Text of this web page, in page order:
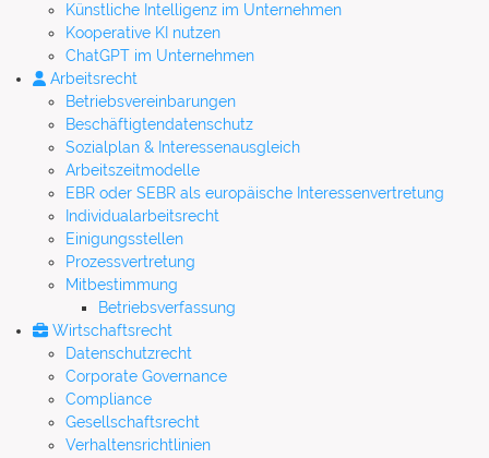
Künstliche Intelligenz im Unternehmen
Kooperative KI nutzen
ChatGPT im Unternehmen
Arbeitsrecht
Betriebsvereinbarungen
Beschäftigtendatenschutz
Sozialplan & Interessenausgleich
Arbeitszeitmodelle
EBR oder SEBR als europäische Interessenvertretung
Individualarbeitsrecht
Einigungsstellen
Prozessvertretung
Mitbestimmung
Betriebsverfassung
Wirtschaftsrecht
Datenschutzrecht
Corporate Governance
Compliance
Gesellschaftsrecht
Verhaltensrichtlinien